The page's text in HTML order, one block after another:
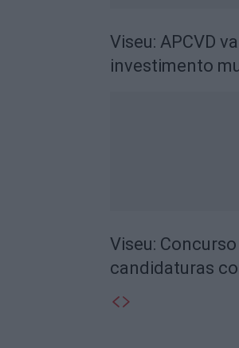
Viseu: APCVD
investimento
Viseu:
candidaturas